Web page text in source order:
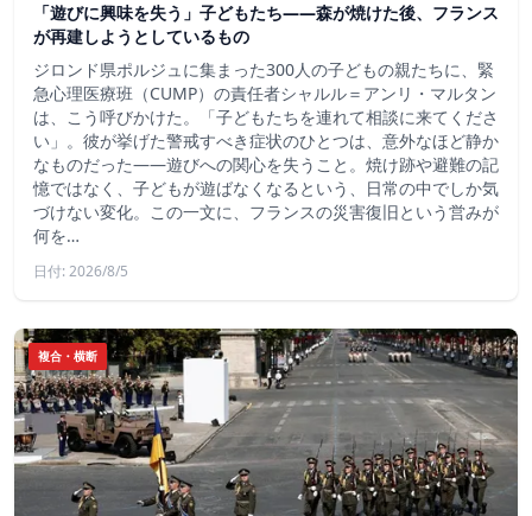
「遊びに興味を失う」子どもたち——森が焼けた後、フランス
が再建しようとしているもの
ジロンド県ポルジュに集まった300人の子どもの親たちに、緊
急心理医療班（CUMP）の責任者シャルル＝アンリ・マルタン
は、こう呼びかけた。「子どもたちを連れて相談に来てくださ
い」。彼が挙げた警戒すべき症状のひとつは、意外なほど静か
なものだった――遊びへの関心を失うこと。焼け跡や避難の記
憶ではなく、子どもが遊ばなくなるという、日常の中でしか気
づけない変化。この一文に、フランスの災害復旧という営みが
何を…
日付: 2026/8/5
複合・横断